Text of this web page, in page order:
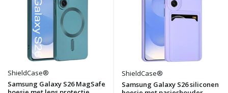
ShieldCase®
Samsung Galaxy S26 MagSafe
ShieldCase®
Samsung Galaxy S26 siliconen